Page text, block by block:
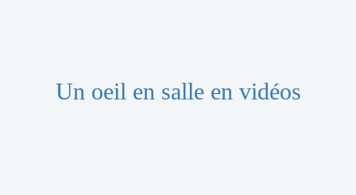
Un oeil en salle en vidéos